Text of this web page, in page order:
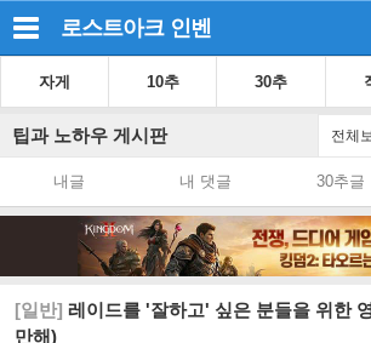
로스트아크 인벤
자게 10추 30추
팁과 노하우 게시판 전체
내글 내 댓글 30추글
[일반] 레이드를 '잘하고' 싶은 분들을 위한
만해)